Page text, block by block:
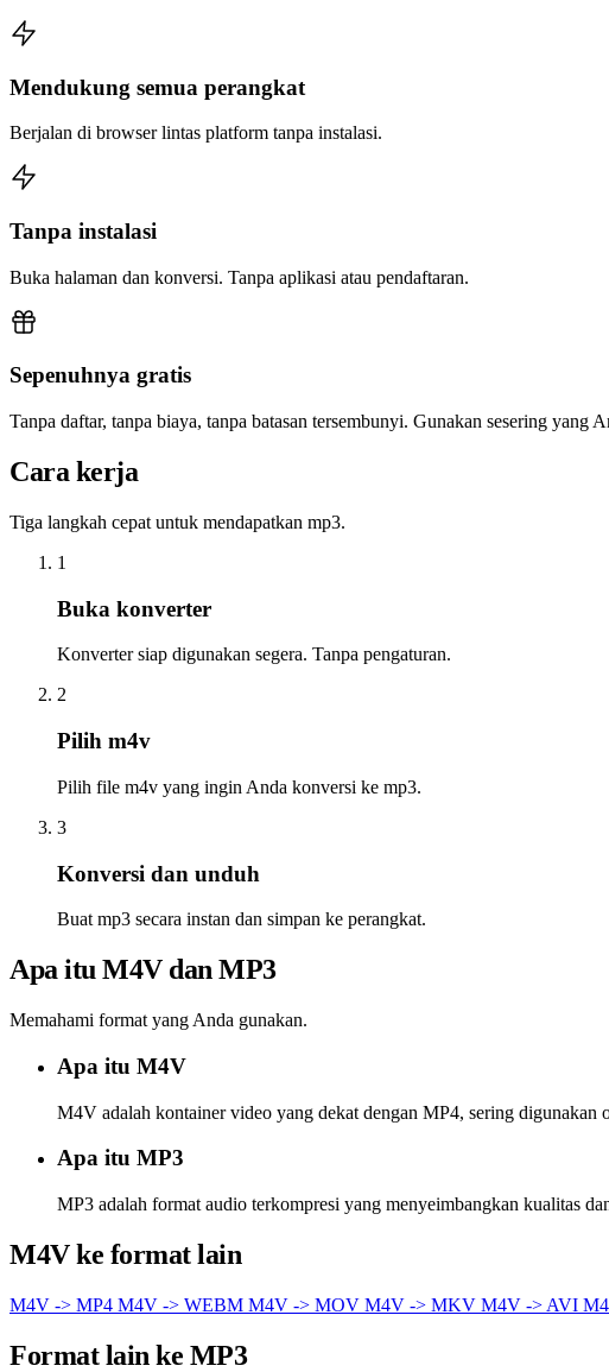
Mendukung semua perangkat
Berjalan di browser lintas platform tanpa instalasi.
Tanpa instalasi
Buka halaman dan konversi. Tanpa aplikasi atau pendaftaran.
Sepenuhnya gratis
Tanpa daftar, tanpa biaya, tanpa batasan tersembunyi. Gunakan sesering yang
Cara kerja
Tiga langkah cepat untuk mendapatkan mp3.
1
Buka konverter
Konverter siap digunakan segera. Tanpa pengaturan.
2
Pilih m4v
Pilih file m4v yang ingin Anda konversi ke mp3.
3
Konversi dan unduh
Buat mp3 secara instan dan simpan ke perangkat.
Apa itu M4V dan MP3
Memahami format yang Anda gunakan.
Apa itu M4V
M4V adalah kontainer video yang dekat dengan MP4, sering digunakan
Apa itu MP3
MP3 adalah format audio terkompresi yang menyeimbangkan kualitas
M4V ke format lain
M4V -> MP4 M4V -> WEBM M4V -> MOV M4V -> MKV M4V -> AVI
Format lain ke MP3